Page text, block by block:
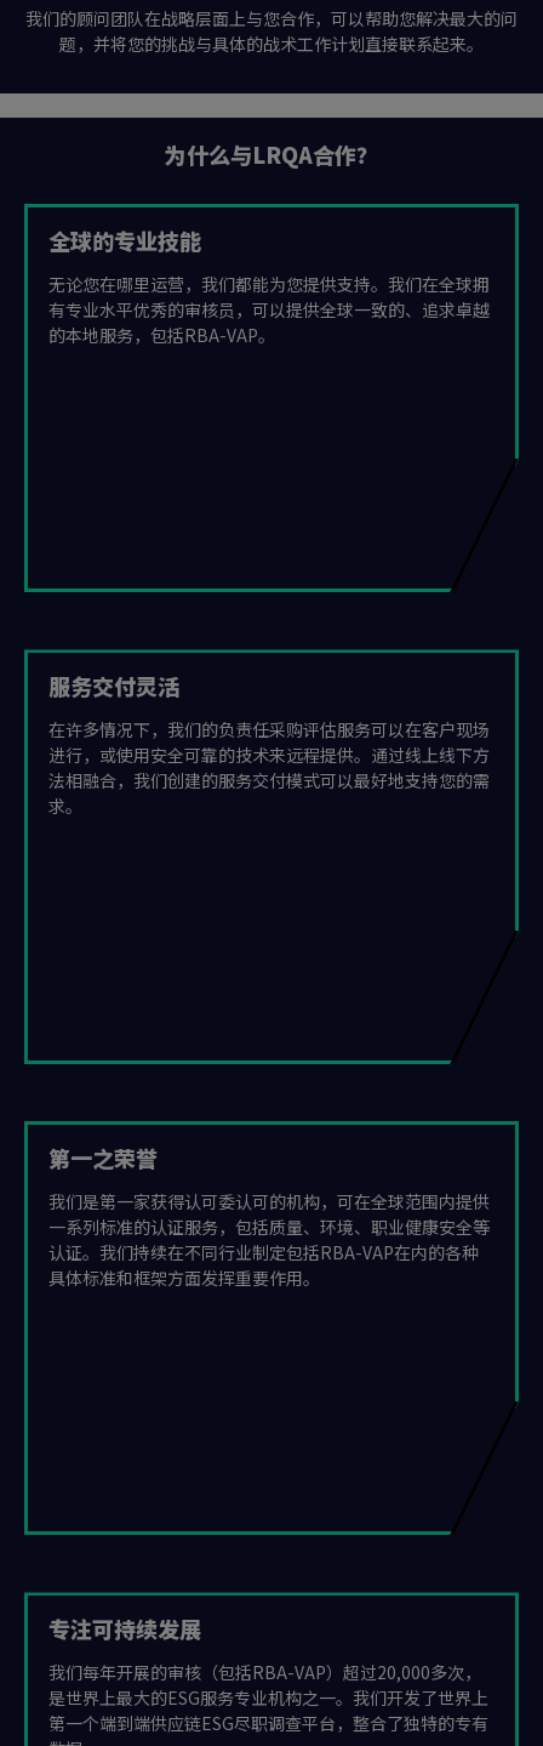
我们的顾问团队在战略层面上与您合作，可以帮助您解决最大的问
题，并将您的挑战与具体的战术工作计划直接联系起来。
为什么与LRQA合作？
全球的专业技能
无论您在哪里运营，我们都能为您提供支持。我们在全球拥
有专业水平优秀的审核员，可以提供全球一致的、追求卓越
的本地服务，包括RBA-VAP。
服务交付灵活
在许多情况下，我们的负责任采购评估服务可以在客户现场
进行，或使用安全可靠的技术来远程提供。通过线上线下方
法相融合，我们创建的服务交付模式可以最好地支持您的需
求。
第一之荣誉
我们是第一家获得认可委认可的机构，可在全球范围内提供
一系列标准的认证服务，包括质量、环境、职业健康安全等
认证。我们持续在不同行业制定包括RBA-VAP在内的各种
具体标准和框架方面发挥重要作用。
专注可持续发展
我们每年开展的审核（包括RBA-VAP）超过20,000多次，
是世界上最大的ESG服务专业机构之一。我们开发了世界上
第一个端到端供应链ESG尽职调查平台，整合了独特的专有